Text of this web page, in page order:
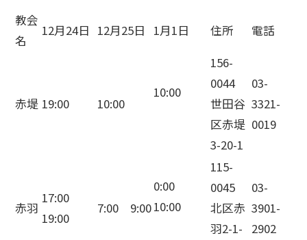
教会
名
12月24日 12月25日 1月1日 住所 電話
赤堤 19:00 10:00
10:00
156-
0044
世田谷
区赤堤
3-20-1
03-
3321-
0019
赤羽
17:00
19:00
7:00 9:00
0:00
10:00
115-
0045
北区赤
羽2-1-
03-
3901-
2902